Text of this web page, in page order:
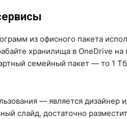
из офисного пакета
хранилища в OneDrive на
семейный пакет — то 1
— является дизайнер
слайд, достаточно